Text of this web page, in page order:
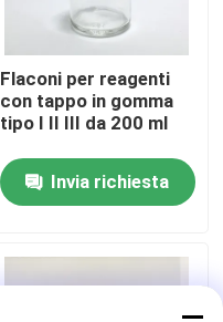
Flaconi per reagenti
con tappo in gomma
tipo I II III da 200 ml
Invia richiesta